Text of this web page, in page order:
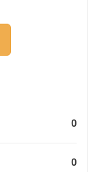
0
0